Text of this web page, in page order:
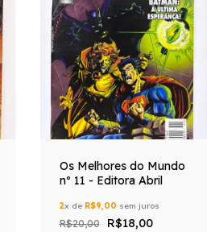
Os Melhores do Mundo
nº 11 - Editora Abril
2x de R$9,00 sem juros
R$20,00 R$18,00